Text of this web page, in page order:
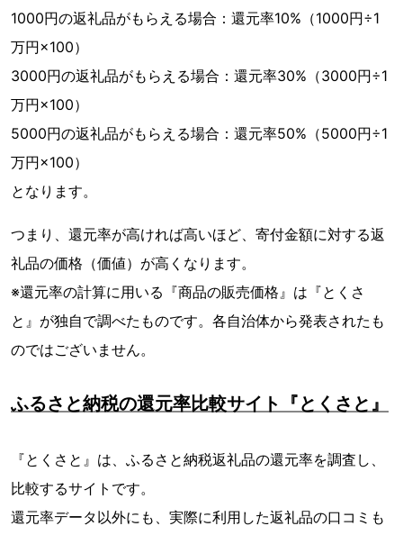
1000円の返礼品がもらえる場合：還元率10%（1000円÷1
万円×100）
3000円の返礼品がもらえる場合：還元率30%（3000円÷1
万円×100）
5000円の返礼品がもらえる場合：還元率50%（5000円÷1
万円×100）
となります。
つまり、還元率が高ければ高いほど、寄付金額に対する返
礼品の価格（価値）が高くなります。
※還元率の計算に用いる『商品の販売価格』は『とくさ
と』が独自で調べたものです。各自治体から発表されたも
のではございません。
ふるさと納税の還元率比較サイト『とくさと』
『とくさと』は、ふるさと納税返礼品の還元率を調査し、
比較するサイトです。
還元率データ以外にも、実際に利用した返礼品の口コミも